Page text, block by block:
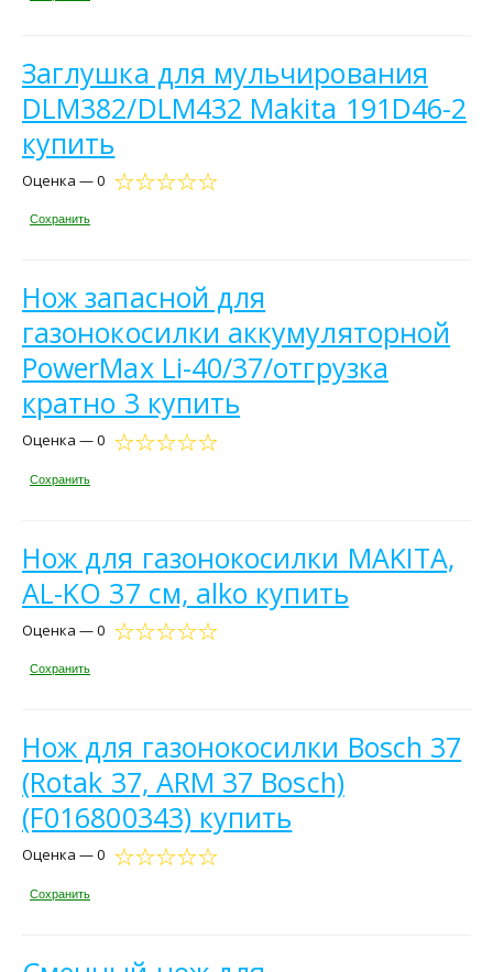
Заглушка для мульчирования
DLM382/DLM432 Makita 191D46-2
купить
Оценка — 0
Сохранить
Нож запасной для
газонокосилки аккумуляторной
PowerMax Li-40/37/отгрузка
кратно 3 купить
Оценка — 0
Сохранить
Нож для газонокосилки MAKITA,
AL-KO 37 см, alko купить
Оценка — 0
Сохранить
Нож для газонокосилки Bosch 37
(Rotak 37, ARM 37 Bosch)
(F016800343) купить
Оценка — 0
Сохранить